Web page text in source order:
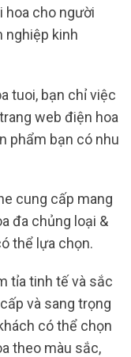
hoa cho người
nghiệp kinh
tuoi, bạn chỉ việc
web điện hoa
phẩm bạn có nhu
cung cấp mang
đa chủng loại &
thể lựa chọn.
tỉa tinh tế và sắc
và sang trọng
có thể chọn
theo màu sắc,